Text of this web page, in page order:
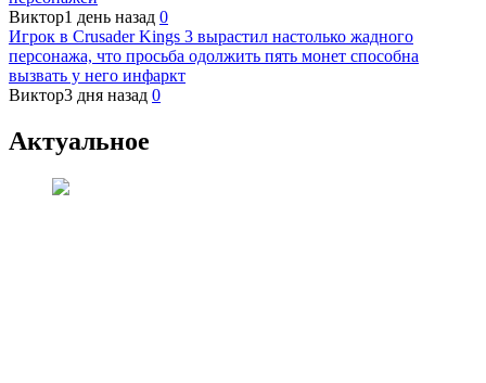
Виктор1 день назад 0
Игрок в Crusader Kings 3 вырастил настолько жадного
персонажа, что просьба одолжить пять монет способна
вызвать у него инфаркт
Виктор3 дня назад 0
Актуальное